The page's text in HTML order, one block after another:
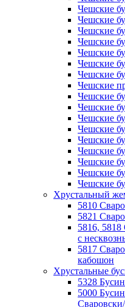
Чешские
Чешские
Чешские
Чешские
Чешские
Чешские
Чешские
Чешские
Чешские
Чешские
Чешские
Чешские
Чешские
Чешские
Чешские
Чешские
Чешские
Хрустальный
5810
5821
5816,
с
5817
кабошон
Хрустальные
5328
5000